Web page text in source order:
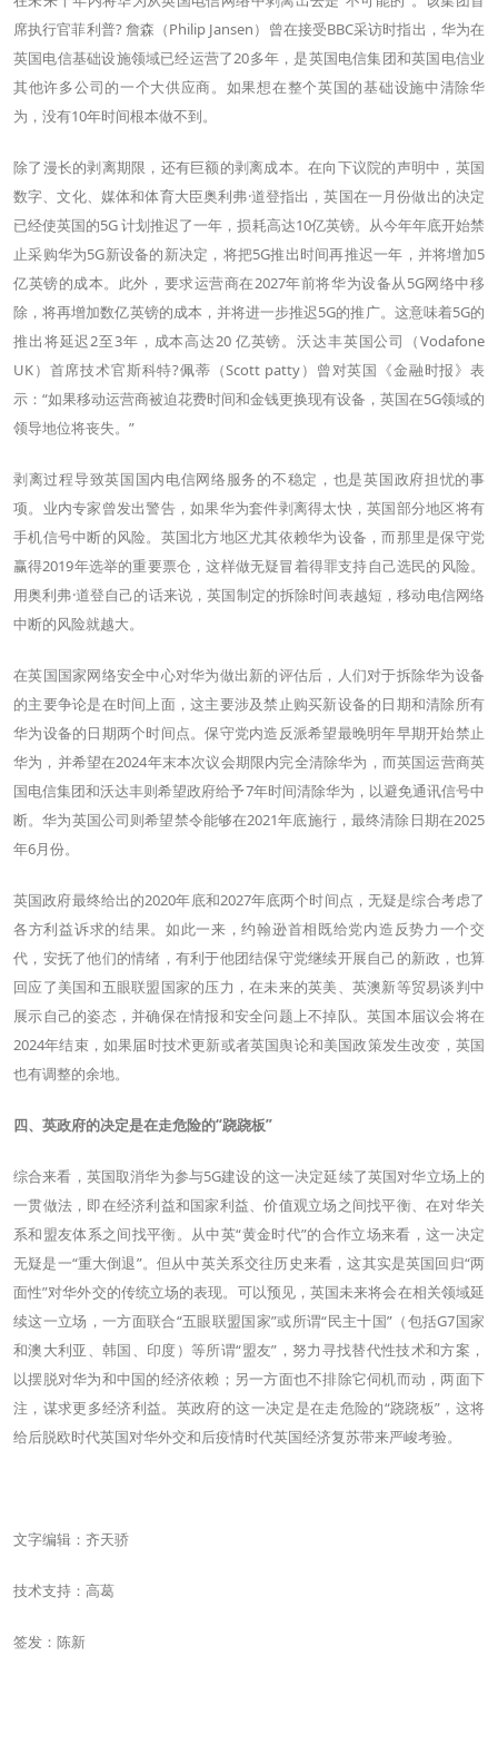
席执行官菲利普? 詹森（Philip Jansen）曾在接受BBC采访时指出，华为在
英国电信基础设施领域已经运营了20多年，是英国电信集团和英国电信业
其他许多公司的一个大供应商。如果想在整个英国的基础设施中清除华
为，没有10年时间根本做不到。
除了漫长的剥离期限，还有巨额的剥离成本。在向下议院的声明中，英国
数字、文化、媒体和体育大臣奥利弗·道登指出，英国在一月份做出的决定
已经使英国的5G 计划推迟了一年，损耗高达10亿英镑。从今年年底开始禁
止采购华为5G新设备的新决定，将把5G推出时间再推迟一年，并将增加5
亿英镑的成本。此外，要求运营商在2027年前将华为设备从5G网络中移
除，将再增加数亿英镑的成本，并将进一步推迟5G的推广。这意味着5G的
推出将延迟2至3年，成本高达20 亿英镑。沃达丰英国公司（Vodafone
UK）首席技术官斯科特?佩蒂（Scott patty）曾对英国《金融时报》表
示：“如果移动运营商被迫花费时间和金钱更换现有设备，英国在5G领域的
领导地位将丧失。”
剥离过程导致英国国内电信网络服务的不稳定，也是英国政府担忧的事
项。业内专家曾发出警告，如果华为套件剥离得太快，英国部分地区将有
手机信号中断的风险。英国北方地区尤其依赖华为设备，而那里是保守党
赢得2019年选举的重要票仓，这样做无疑冒着得罪支持自己选民的风险。
用奥利弗·道登自己的话来说，英国制定的拆除时间表越短，移动电信网络
中断的风险就越大。
在英国国家网络安全中心对华为做出新的评估后，人们对于拆除华为设备
的主要争论是在时间上面，这主要涉及禁止购买新设备的日期和清除所有
华为设备的日期两个时间点。保守党内造反派希望最晚明年早期开始禁止
华为，并希望在2024年末本次议会期限内完全清除华为，而英国运营商英
国电信集团和沃达丰则希望政府给予7年时间清除华为，以避免通讯信号中
断。华为英国公司则希望禁令能够在2021年底施行，最终清除日期在2025
年6月份。
英国政府最终给出的2020年底和2027年底两个时间点，无疑是综合考虑了
各方利益诉求的结果。如此一来，约翰逊首相既给党内造反势力一个交
代，安抚了他们的情绪，有利于他团结保守党继续开展自己的新政，也算
回应了美国和五眼联盟国家的压力，在未来的英美、英澳新等贸易谈判中
展示自己的姿态，并确保在情报和安全问题上不掉队。英国本届议会将在
2024年结束，如果届时技术更新或者英国舆论和美国政策发生改变，英国
也有调整的余地。
四、英政府的决定是在走危险的“跷跷板”
综合来看，英国取消华为参与5G建设的这一决定延续了英国对华立场上的
一贯做法，即在经济利益和国家利益、价值观立场之间找平衡、在对华关
系和盟友体系之间找平衡。从中英“黄金时代”的合作立场来看，这一决定
无疑是一“重大倒退”。但从中英关系交往历史来看，这其实是英国回归“两
面性”对华外交的传统立场的表现。可以预见，英国未来将会在相关领域延
续这一立场，一方面联合“五眼联盟国家”或所谓“民主十国”（包括G7国家
和澳大利亚、韩国、印度）等所谓“盟友”，努力寻找替代性技术和方案，
以摆脱对华为和中国的经济依赖；另一方面也不排除它伺机而动，两面下
注，谋求更多经济利益。英政府的这一决定是在走危险的“跷跷板”，这将
给后脱欧时代英国对华外交和后疫情时代英国经济复苏带来严峻考验。
文字编辑：齐天骄
技术支持：高葛
签发：陈新